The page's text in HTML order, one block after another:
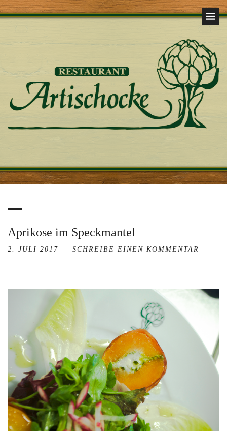
Aprikose im Speckmantel
2. JULI 2017 SCHREIBE EINEN KOMMENTAR